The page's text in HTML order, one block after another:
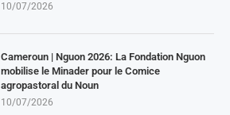
10/07/2026
Cameroun | Nguon 2026: La Fondation Nguon
mobilise le Minader pour le Comice
agropastoral du Noun
10/07/2026